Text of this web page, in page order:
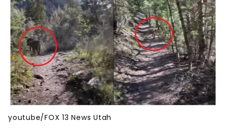
youtube/FOX 13 News Utah